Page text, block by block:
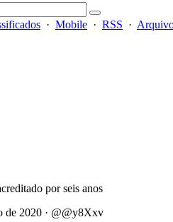
· Mobile · RSS ·
por seis anos
de 2020 · @@y8Xxv